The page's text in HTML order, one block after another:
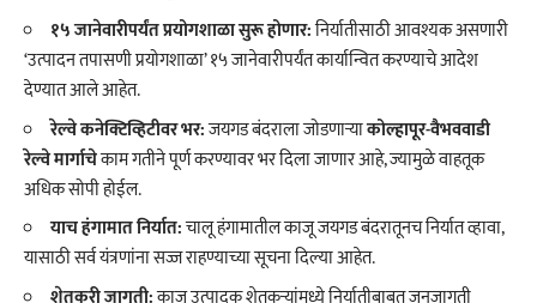
१५ जानेवारीपर्यंत प्रयोगशाळा सुरू होणार:निर्यातीसाठी आवश्यक असणारी
‘उत्पादन तपासणी प्रयोगशाळा’ १५ जानेवारीपर्यंत कार्यान्वित करण्याचे आदेश
देण्यात आले आहेत.
रेल्वे कनेक्टिव्हिटीवर भर:जयगड बंदराला जोडणाऱ्याकोल्हापूर-वैभववाडी
रेल्वे मार्गाचेकाम गतीने पूर्ण करण्यावर भर दिला जाणार आहे, ज्यामुळे वाहतूक
अधिक सोपी होईल.
याच हंगामात निर्यात:चालू हंगामातील काजू जयगड बंदरातूनच निर्यात व्हावा,
यासाठी सर्व यंत्रणांना सज्ज राहण्याच्या सूचना दिल्या आहेत.
शेतकरी जागृती:काजू उत्पादक शेतकऱ्यांमध्ये निर्यातीबाबत जनजागृती